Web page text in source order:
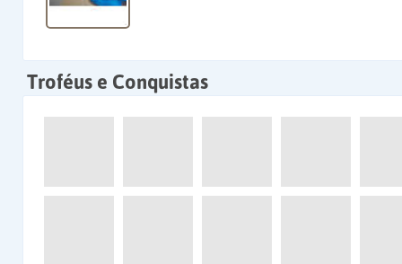
Troféus e Conquistas